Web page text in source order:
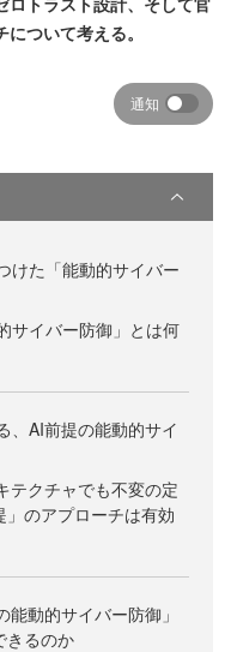
ついて考える。
通知
けた「能動的サイバー
サイバー防御」とは何
、AI前提の能動的サイ
テクチャでも不変の定
のアプローチは有効
能動的サイバー防御」
きるのか